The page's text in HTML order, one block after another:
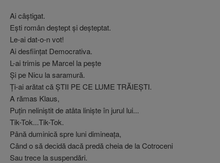
Ai câştigat.
Eşti român deştept şi deşteptat.
Le-ai dat-o-n vot!
Ai desfiinţat Democrativa.
L-ai trimis pe Marcel la peşte
Şi pe Nicu la saramură.
Ţi-ai arătat că ŞTII PE CE LUME TRĂIEŞTI.
A rămas Klaus,
Puţin neliniştit de atâta linişte în jurul lui...
Tik-Tok...Tik-Tok.
Până duminică spre luni dimineaţa,
Când o să decidă dacă predă cheia de la Cotroceni
Sau trece la suspendări.